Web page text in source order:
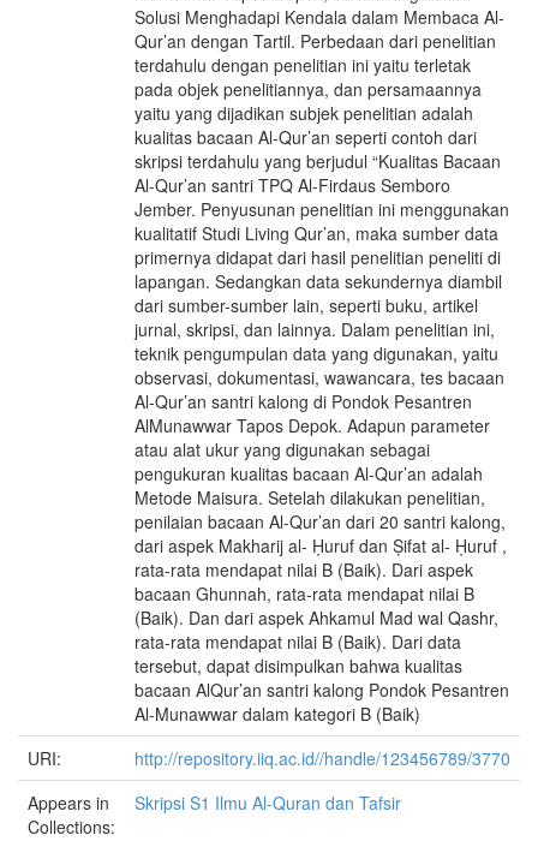
Solusi Menghadapi Kendala dalam Membaca Al-
Qur’an dengan Tartil. Perbedaan dari penelitian
terdahulu dengan penelitian ini yaitu terletak
pada objek penelitiannya, dan persamaannya
yaitu yang dijadikan subjek penelitian adalah
kualitas bacaan Al-Qur’an seperti contoh dari
skripsi terdahulu yang berjudul “Kualitas Bacaan
Al-Qur’an santri TPQ Al-Firdaus Semboro
Jember. Penyusunan penelitian ini menggunakan
kualitatif Studi Living Qur’an, maka sumber data
primernya didapat dari hasil penelitian peneliti di
lapangan. Sedangkan data sekundernya diambil
dari sumber-sumber lain, seperti buku, artikel
jurnal, skripsi, dan lainnya. Dalam penelitian ini,
teknik pengumpulan data yang digunakan, yaitu
observasi, dokumentasi, wawancara, tes bacaan
Al-Qur’an santri kalong di Pondok Pesantren
AlMunawwar Tapos Depok. Adapun parameter
atau alat ukur yang digunakan sebagai
pengukuran kualitas bacaan Al-Qur’an adalah
Metode Maisura. Setelah dilakukan penelitian,
penilaian bacaan Al-Qur’an dari 20 santri kalong,
dari aspek Makharij al- Ḥuruf dan Ṣifat al- Ḥuruf ,
rata-rata mendapat nilai B (Baik). Dari aspek
bacaan Ghunnah, rata-rata mendapat nilai B
(Baik). Dan dari aspek Ahkamul Mad wal Qashr,
rata-rata mendapat nilai B (Baik). Dari data
tersebut, dapat disimpulkan bahwa kualitas
bacaan AlQur’an santri kalong Pondok Pesantren
Al-Munawwar dalam kategori B (Baik)
URI:
http://repository.iiq.ac.id//handle/123456789/3770
Appears in
Collections:
Skripsi S1 Ilmu Al-Quran dan Tafsir